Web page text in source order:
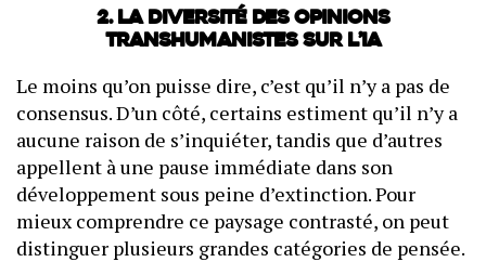
2. La diversité des opinions
transhumanistes sur l’IA
Le moins qu’on puisse dire, c’est qu’il n’y a pas de
consensus. D’un côté, certains estiment qu’il n’y a
aucune raison de s’inquiéter, tandis que d’autres
appellent à une pause immédiate dans son
développement sous peine d’extinction. Pour
mieux comprendre ce paysage contrasté, on peut
distinguer plusieurs grandes catégories de pensée.